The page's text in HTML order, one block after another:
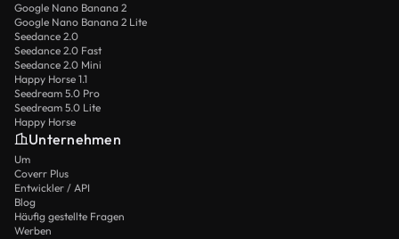
Google Nano Banana 2
Google Nano Banana 2 Lite
Seedance 2.0
Seedance 2.0 Fast
Seedance 2.0 Mini
Happy Horse 1.1
Seedream 5.0 Pro
Seedream 5.0 Lite
Happy Horse
Unternehmen
Um
Coverr Plus
Entwickler / API
Blog
Häufig gestellte Fragen
Werben